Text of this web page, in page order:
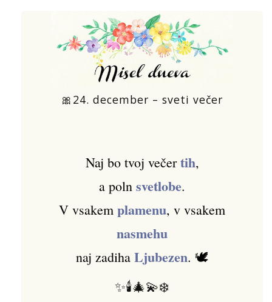
🎀24. december – sveti večer
Naj bo tvoj večertih,
a poln svetlobe.
V vsakem plamenu, v vsakem
nasmehu
naj zadiha Ljubezen. 🕊️
✨🕯️🎄💫❄️